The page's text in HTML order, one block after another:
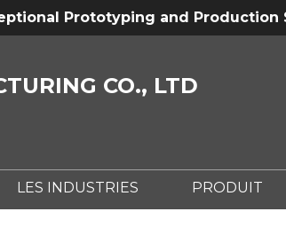
Prototyping and Production
CO., LTD
LES INDUSTRIES PRODUIT